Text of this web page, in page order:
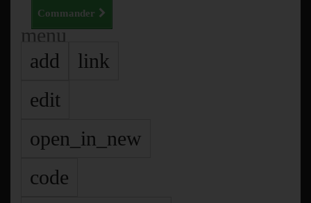
Commander
menu
add
link
edit
open_in_new
code